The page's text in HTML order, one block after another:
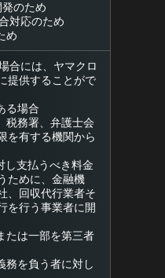
のため
対応のため
め
合には、ヤマクロ
提供することがで
る場合
税務署、弁護士会
を有する機関から
し支払うべき料金
ために、金融機
、回収代行業者そ
を行う事業者に開
たは一部を第三者
務を負う者に対し